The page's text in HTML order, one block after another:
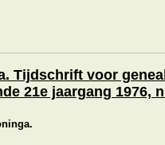
Tijdschrift voor
21e jaargang 1976,